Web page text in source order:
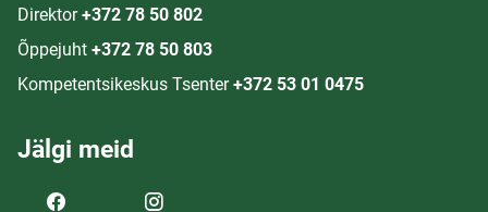
Direktor +372 78 50 802
Õppejuht +372 78 50 803
Kompetentsikeskus Tsenter +372 53 01 0475
Jälgi meid